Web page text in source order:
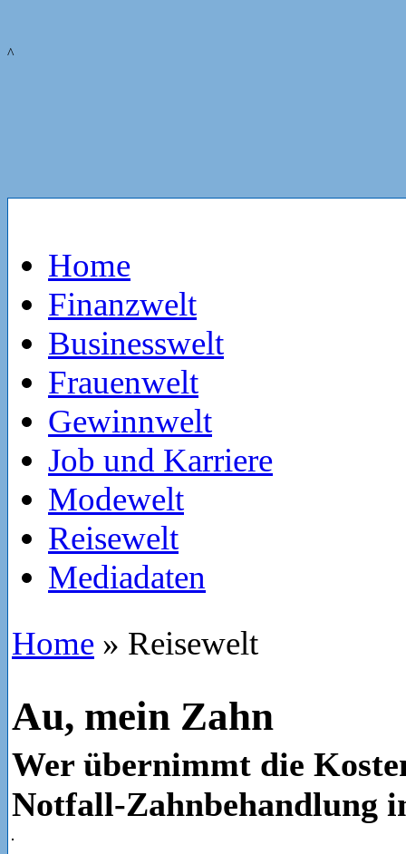
^
Home
Finanzwelt
Businesswelt
Frauenwelt
Gewinnwelt
Job und Karriere
Modewelt
Reisewelt
Mediadaten
Home » Reisewelt
Au, mein Zahn
Wer übernimmt die
Notfall-Zahnbehandlung